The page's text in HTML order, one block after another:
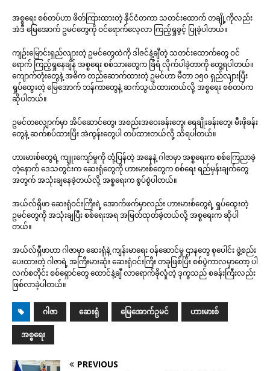
အစ္စရေး စစ်တပ်ဟာ ဖိတ်ကြားထားတဲ့ နိုင်ငံတကာ သတင်းထောက် တချို့ကိုလည်း
အဲဒီ မြေအောက် ဥမင်တွေကို ဝင်ရောက်လေ့လာ ကြည့်ရှုခွင့် ပြုခဲ့ပါတယ်။
ကျဉ်းမြောင်းရှည်လျားတဲ့ ဥမင်တွေထဲကို ဒါဇင်နဲ့ချီတဲ့ သတင်းထောက်တွေ ဝင်
ရောက် ကြည့်ရှုနေချိန် အစ္စရေး စစ်သားတွေက ခြံရံ လိုက်ပါခဲ့တာကို တွေ့ရပါတယ်။
ကျောက်တုံးတွေနဲ့ အဓိက တည်ဆောက်ထားတဲ့ ဥမင်ဟာ မီတာ ၁၅၀ ရှည်လျားပြီး
ရှုပ်ထွေးတဲ့ မြေအောက် ဘန်ကာတွေနဲ့ ဆက်သွယ်ထားတယ်လို့ အစ္စရေး စစ်တပ်က
ဆိုပါတယ်။
ဥမင်တလျှောက်မှာ အိပ်ဆောင်တွေ၊ အစည်းအဝေးခန်းတွေ၊ ရေချိုးခန်းတွေ၊ မီးဖိုခန်း
တွေနဲ့ ဆက်စပ်ထားပြီး အဲကွန်းတွေပါ တပ်ထားတယ်လို့ သိရပါတယ်။
ဟားမားစ်တွေရဲ့ ကျူးကျော်မှုကို တုံ့ပြန်တဲ့ အနေနဲ့ ဂါဇာမှာ အစ္စရေးက စစ်ကြေညာခဲ့
တဲ့နောက် ဒေသတွင်းက ဆေးရုံတွေကို ဟားမားစ်တွေက စစ်ရေး ရည်မှန်းချက်တွေ
အတွက် အသုံးချနေခဲ့တယ်လို့ အစ္စရေးက စွပ်စွဲပါတယ်။
အယ်လ်ရှီဖာ ဆေးရုံဝင်းကြီးရဲ့ အောက်ဖက်မှာလည်း ဟားမားစ်တွေရဲ့ ရှုပ်ထွေးတဲ့
ဥမင်တွေကို အသုံးချပြီး စစ်ရေးအရ အမြတ်ထုတ်ခဲ့တယ်လို့ အစ္စရေးက ဆိုပါ
တယ်။
အယ်လ်ရှီဖာဟာ ဂါဇာမှာ ဆေးရုံနဲ့ ကျန်းမာရေး ဝန်ဆောင်မှု ဌာနတွေ စုပေါင်း ဖွဲ့စည်း
ပေးထားတဲ့ ဂါဇာရဲ့ အကြီးမားဆုံး ဆေးရုံဝင်းကြီး တခုဖြစ်ပြီး စစ်ပွဲကာလမှာတော့ ပါ
လက်စတိုင်း စစ်ရှောင်တွေ ထောင်နဲ့ချီ လာရောက်ခိုလှုံတဲ့ ဒုက္ခသည် စခန်းကြီးလည်း
ဖြစ်လာခဲ့ပါတယ်။
ဂါဇာ ဆေးရုံ မြေအောက်ဥမင် ဟားမားစ်
အစ္စရေး
PREVIOUS